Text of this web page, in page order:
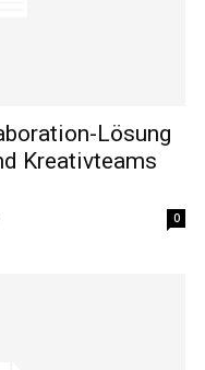
Lösung
Kreativteams
0